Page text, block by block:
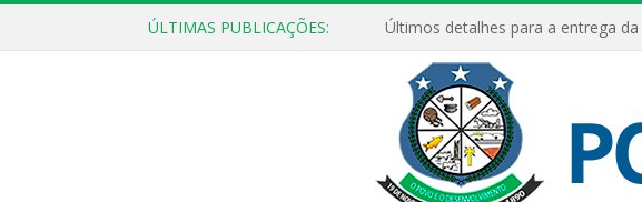
ÚLTIMAS PUBLICAÇÕES: Últimos detalhes para a entrega